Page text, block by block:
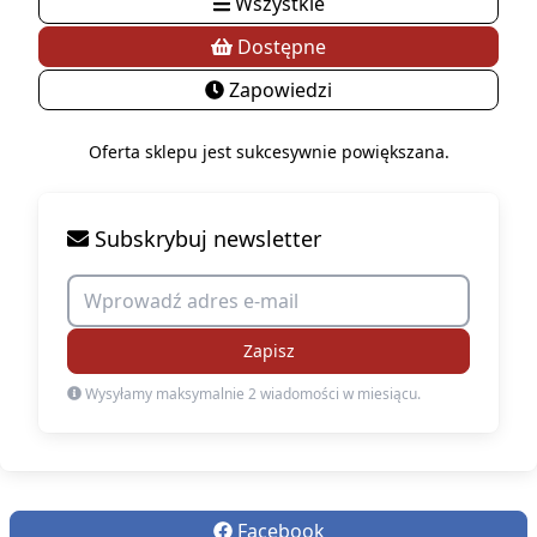
Dostępne
Zapowiedzi
Oferta sklepu jest sukcesywnie powiększana.
Subskrybuj newsletter
Zapisz
Wysyłamy maksymalnie 2 wiadomości w miesiącu.
Facebook